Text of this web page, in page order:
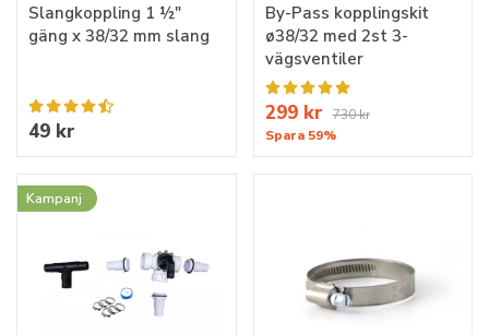
Slangkoppling 1 ½"
gäng x 38/32 mm slang
49 kr
By-Pass kopplingskit
ø38/32 med 2st 3-
vägsventiler
299 kr 730 kr
Spara 59%
Kampanj